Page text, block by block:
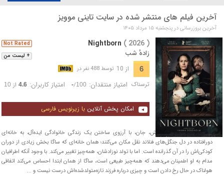
آخرین فیلم های منتشر شده در سایت تاینی موویز
آخرین بروزرسانی در پنجشنبه ۱۵ مرداد ۱۴۰۵
+ لیست من
Not Rated Nightborn ( 2026 )
زادهٔ شب
6 از 10 توسط 488 نفر در
ترسناک امتیاز منتقدان: -/100 امتیاز کاربران: 4.6از 10
امکان پخش آنلاین با زیرنویس فارسی
ساگا و همسر بریتانیایی‌اش، جان، با آرزوی ساختن یک زندگی خانوادگی ایده‌آل، به خانه‌ای
دورافتاده در دل جنگل‌های فنلاند نقل مکان می‌کنند؛ همان خانه‌ای که ساگا بخش زیادی از دوران
کودکی‌اش را در آن گذرانده است. اما با تولد نوزادشان، همه‌چیز تغییر می‌کند. با وجود آنکه اطرافیان
مدام به او اطمینان می‌دهند که همه‌چیز طبیعی است، ساگا از همان ابتدا احساس می‌کند اتفاقی
هولناک در حال رخ دادن است و چیزی درباره فرزند تازه‌متولدشده‌اش درست نیست و ...